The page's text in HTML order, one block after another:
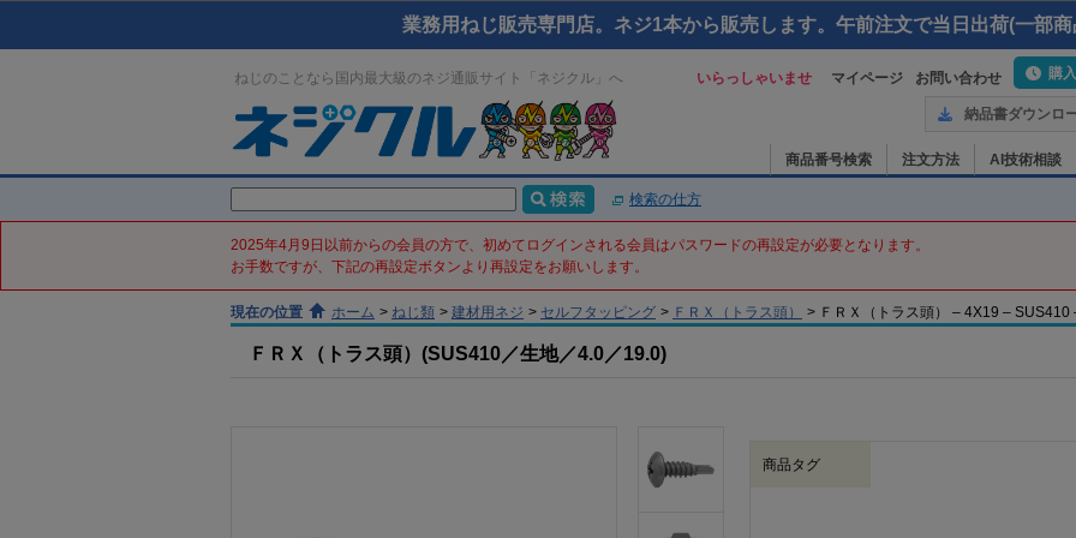
業務用ねじ販売専門店。ネジ1本から販売します。午前注文で当日出荷(一部
ねじのことなら国内最大級のネジ通販サイト「ネジクル」へ いらっしゃいませ マイページ お問い合わせ 購
納品書ダウンロ
商品番号検索 注文方法 AI技術相談
検索の仕方
2025年4月9日以前からの会員の方で、初めてログインされる会員はパスワードの再設定が必要となります。
お手数ですが、下記の再設定ボタンより再設定をお願いします。
現在の位置 ホーム > ねじ類 > 建材用ネジ > セルフタッピング > ＦＲＸ（トラス頭） > ＦＲＸ（トラス頭） – 4X19 – SUS410
ＦＲＸ（トラス頭）(SUS410／生地／4.0／19.0)
商品タグ